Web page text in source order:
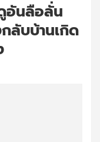
อันลือลั่น
ลับบ้านเกิด